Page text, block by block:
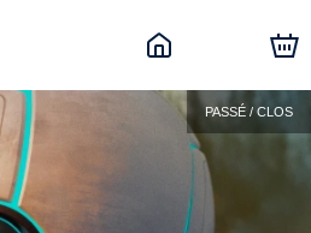
PASSÉ / CLOS